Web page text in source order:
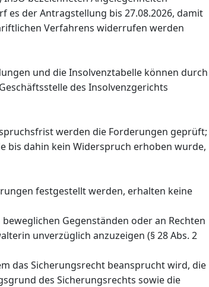
es der Antragstellung bis 27.08.2026, damit
Verfahrens widerrufen werden
und die Insolvenztabelle können durch
des Insolvenzgerichts
werden die Forderungen geprüft;
bis dahin kein Widerspruch erhoben wurde,
festgestellt werden, erhalten keine
Gegenständen oder an Rechten
unverzüglich anzuzeigen (§ 28 Abs. 2
das Sicherungsrecht beansprucht wird, die
des Sicherungsrechts sowie die